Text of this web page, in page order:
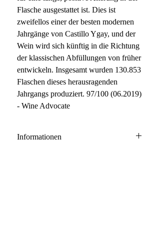
Flasche ausgestattet ist. Dies ist
zweifellos einer der besten modernen
Jahrgänge von Castillo Ygay, und der
Wein wird sich künftig in die Richtung
der klassischen Abfüllungen von früher
entwickeln. Insgesamt wurden 130.853
Flaschen dieses herausragenden
Jahrgangs produziert. 97/100 (06.2019)
- Wine Advocate
Informationen